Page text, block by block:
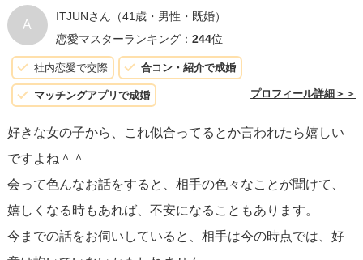
とも取れます。
一方で、これらの行動や会話が恋愛的な関心から来ている
のか、単に非常に良い友人としての関係を築きたいと考え
ているのかを見分けるのは難しいかもしれません。この区
別をつける最も確かな方法は、 直接彼女の気持ちを尋ねる
こと です。２人きりの状況で、彼女がこの関係をどう考え
ているか、あなたとこれ以上に進展することにオープンか
どうかについて話してみることをお勧めします。ただし、
この話をする際は、彼女の答えによっては関係の性質が変
A
ITJUNさん （41歳・男性・既婚）
恋愛マスターランキング： 244位
社内恋愛で交際 合コン・紹介で成婚
マッチングアプリで成婚 プロフィール詳細＞＞
好きな女の子から、これ似合ってるとか言われたら嬉しい
ですよね＾＾
会って色んなお話をすると、相手の色々なことが聞けて、
嬉しくなる時もあれば、不安になることもあります。
今までの話をお伺いしていると、相手は今の時点では、好